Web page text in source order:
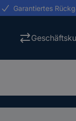
Garantiertes